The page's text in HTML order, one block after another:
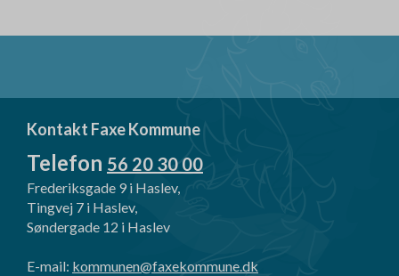
Kontakt Faxe Kommune
Telefon 56 20 30 00
Frederiksgade 9 i Haslev,
Tingvej 7 i Haslev,
Søndergade 12 i Haslev
E-mail: kommunen@faxekommune.dk